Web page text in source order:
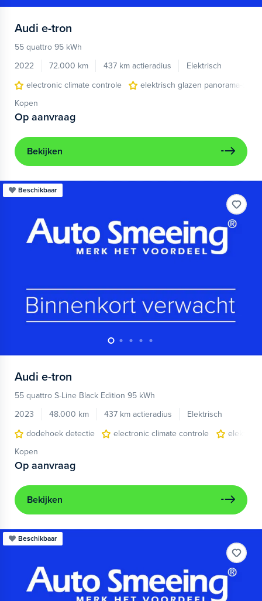
Audi e-tron
55 quattro 95 kWh
2022
72.000 km 437 km actieradius
Elektrisch
electronic climate controle
elektrisch glazen panorama-dak
Kopen
Op aanvraag
Bekijken
Beschikbaar
Audi e-tron
55 quattro S-Line Black Edition 95 kWh
2023
48.000 km 437 km actieradius
Elektrisch
dodehoek detectie
electronic climate controle
Kopen
Op aanvraag
Bekijken
Beschikbaar